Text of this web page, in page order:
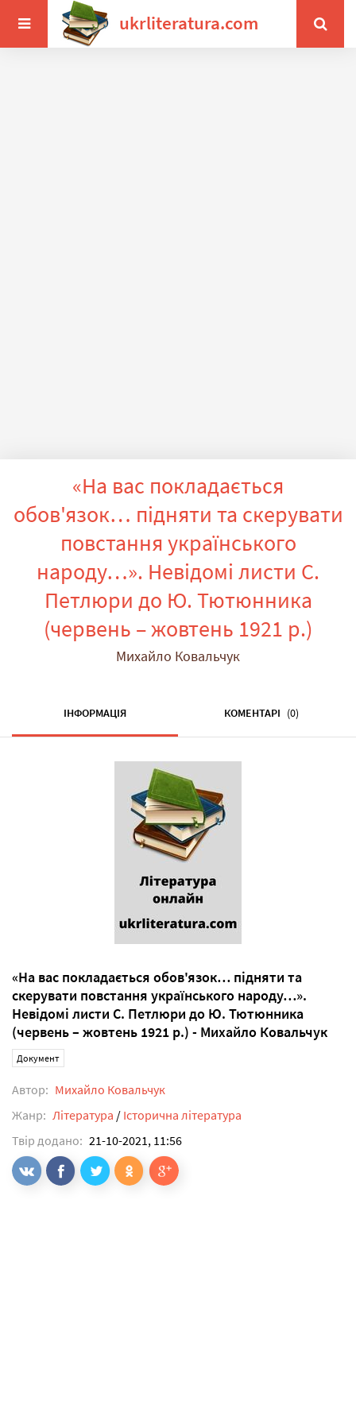
ukrliteratura.com
«На вас покладається
обов'язок… підняти та скерувати
повстання українського
народу…». Невідомі листи С.
Петлюри до Ю. Тютюнника
(червень – жовтень 1921 р.)
Михайло Ковальчук
ІНФОРМАЦІЯ КОМЕНТАРІ (0)
«На вас покладається обов'язок… підняти та
скерувати повстання українського народу…».
Невідомі листи С. Петлюри до Ю. Тютюнника
(червень – жовтень 1921 р.) - Михайло Ковальчук
Документ
Автор: Михайло Ковальчук
Жанр: Література / Історична література
Твір додано: 21-10-2021, 11:56